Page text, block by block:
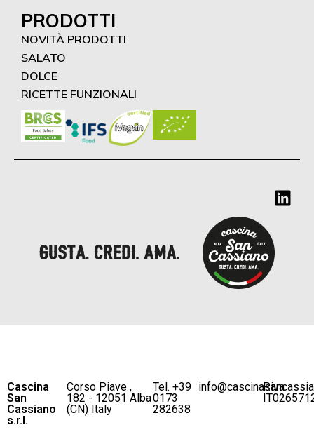
PRODOTTI
NOVITÀ PRODOTTI
SALATO
DOLCE
RICETTE FUNZIONALI
Cascina
San
Cassiano
s.r.l.
Corso Piave ,
182 - 12051 Alba
(CN) Italy
Tel. +39
0173
282638
P.iva